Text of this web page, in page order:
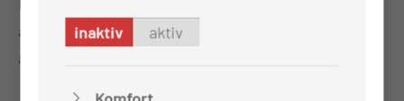
als Schwerpunktzentren für Multiple Sklerose
anerkannt.
inaktiv aktiv